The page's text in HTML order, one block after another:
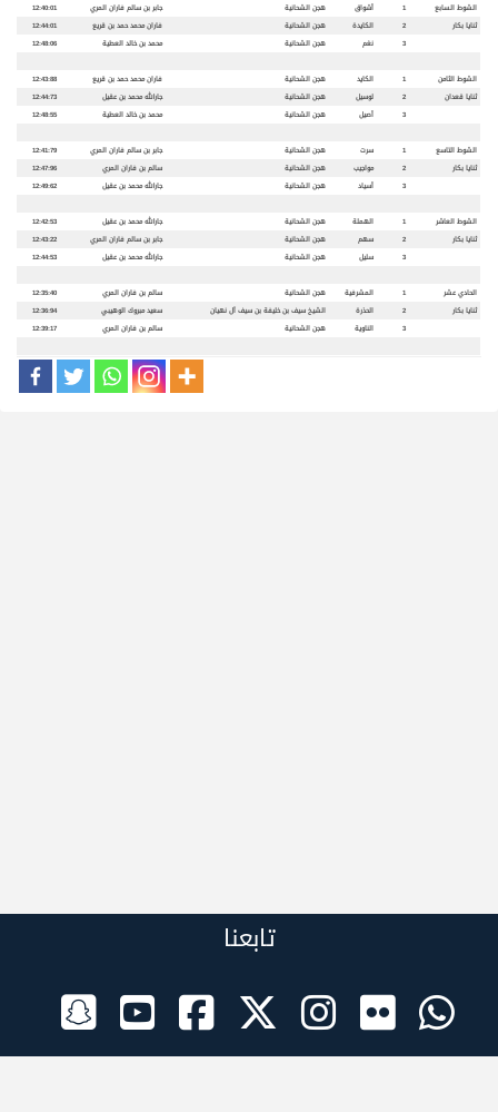
الشوط السابع 1 أشواق هجن الشحانية جابر بن سالم فاران المري
12:40:01
ثنايا بكار
2 الكايدة هجن الشحانية فاران محمد حمد بن قريع
12:44:01
3
نغم هجن الشحانية محمد بن خالد العطية 12:48:06
الشوط الثامن 1 الكايد هجن الشحانية فاران محمد حمد بن قريع
12:43:88
ثنايا قعدان
2 لوسيل هجن الشحانية جارالله محمد بن عقيل
12:44:73
3
أصيل هجن الشحانية محمد بن خالد العطية 12:48:55
الشوط التاسع 1 سرت هجن الشحانية جابر بن سالم فاران المري
12:41:79
ثنايا بكار
2 مواجيب هجن الشحانية سالم بن فاران المري
12:47:96
3
أسياد هجن الشحانية جارالله محمد بن عقيل 12:49:62
الشوط العاشر 1 الهملة هجن الشحانية جارالله محمد بن عقيل
12:42:53
ثنايا بكار
2 سهم هجن الشحانية جابر بن سالم فاران المري
12:43:22
3
سليل هجن الشحانية جارالله محمد بن عقيل 12:44:53
الحادي عشر 1 المشرفية هجن الشحانية سالم بن فاران المري
12:35:40
ثنايا بكار
2 الحذرة الشيخ سيف بن خليفة بن سيف آل نهيان سعيد مبروك الوهيبي
12:36:94
3
الناوية هجن الشحانية سالم بن فاران المري 12:39:17
تابعنا